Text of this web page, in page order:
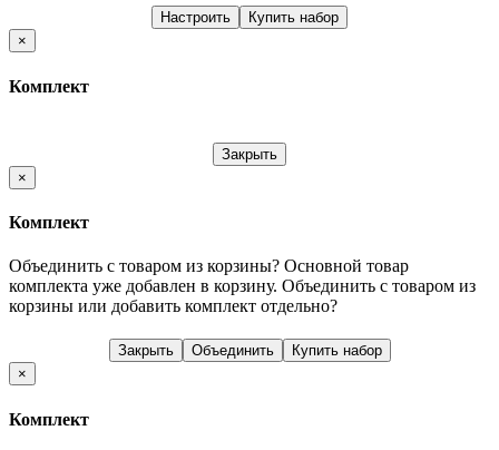
Настроить
Купить набор
×
Комплект
Закрыть
×
Комплект
Объединить с товаром из корзины? Основной товар
комплекта уже добавлен в корзину. Объединить с товаром из
корзины или добавить комплект отдельно?
Закрыть Объединить
Купить набор
×
Комплект